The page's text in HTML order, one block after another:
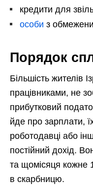
кредити для
особи з
Порядок
Більшість жителів
працівниками, не
прибутковий
йде про зарплати,
роботодавці або
постійний дохід.
та щомісяця кожне
в скарбницю.